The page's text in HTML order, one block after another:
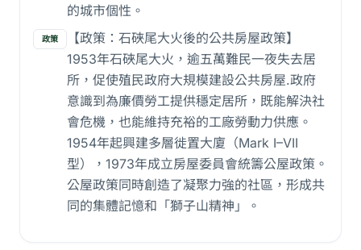
的城市個性。
政策
【政策：石硤尾大火後的公共房屋政策】
1953年石硤尾大火，逾五萬難民一夜失去居
所，促使殖民政府大規模建設公共房屋.政府
意識到為廉價勞工提供穩定居所，既能解決社
會危機，也能維持充裕的工廠勞動力供應。
1954年起興建多層徙置大廈（Mark I–VII
型），1973年成立房屋委員會統籌公屋政策。
公屋政策同時創造了凝聚力強的社區，形成共
同的集體記憶和「獅子山精神」。